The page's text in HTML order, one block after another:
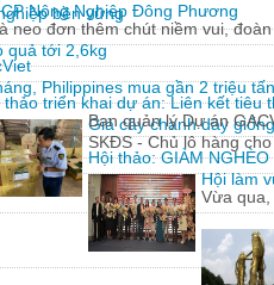
bền vững
quả tới 2,6kg
Philippines mua gần 2 triệu
Giả cây chanh dây
SKĐS - Chủ lô hàng
Hội làm
Vừa qua,
Nông Nghiệp Đông Phương
neo đơn thêm chút niềm vui,
thảo triển khai dự án: Liên kết tiêu
Ban quản lý Dự án
Hội thảo: GIẢM